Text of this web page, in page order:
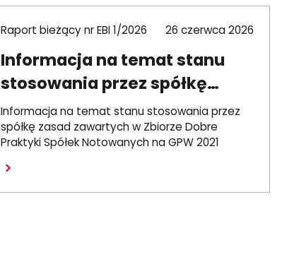
Raport bieżący nr EBI 1/2026 26 czerwca 2026
Informacja na temat stanu
stosowania przez spółkę
zasad DPSN2021
Informacja na temat stanu stosowania przez
spółkę zasad zawartych w Zbiorze Dobre
Praktyki Spółek Notowanych na GPW 2021